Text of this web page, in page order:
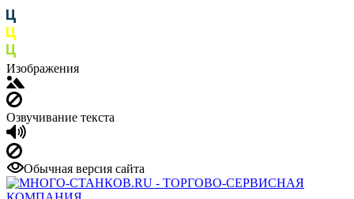
Изображения
Озвучивание текста
Обычная версия сайта